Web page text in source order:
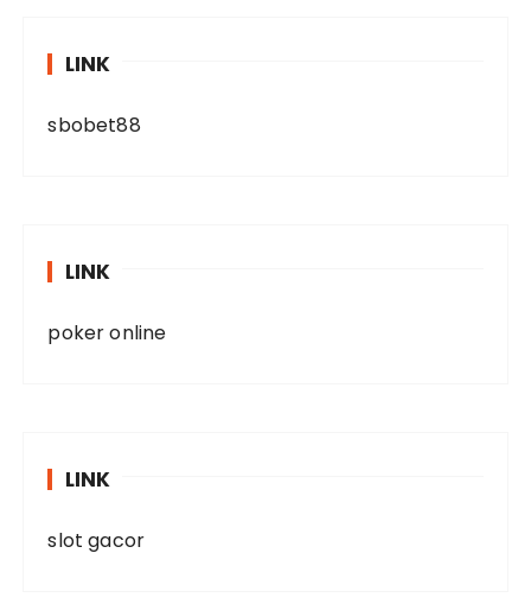
LINK
sbobet88
LINK
poker online
LINK
slot gacor